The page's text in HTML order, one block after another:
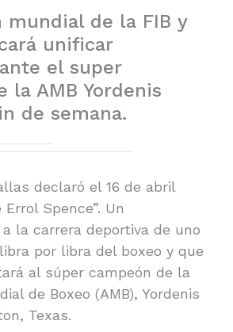
mundial de la FIB y
unificar
el super
la AMB Yordenis
de semana.
declaró el 16 de abril
Spence”. Un
la carrera deportiva de uno
por libra del boxeo y que
al súper campeón de la
de Boxeo (AMB), Yordenis
Texas.